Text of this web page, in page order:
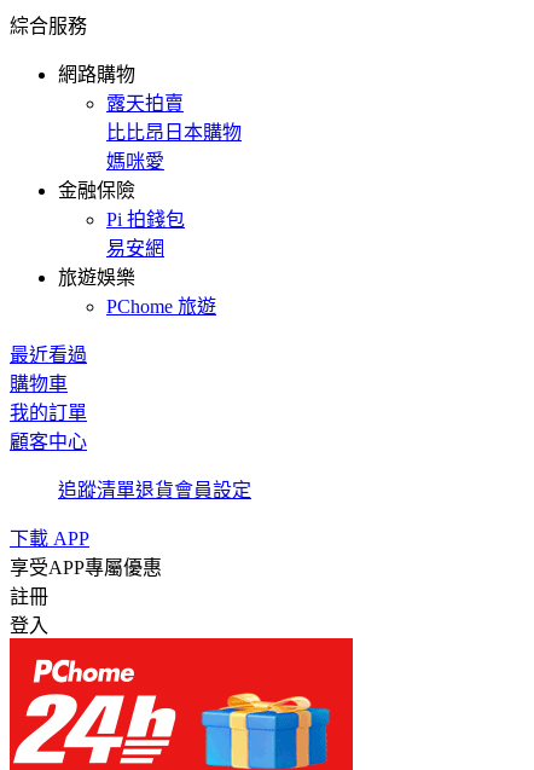
綜合服務
網路購物
露天拍賣
比比昂日本購物
媽咪愛
金融保險
Pi 拍錢包
易安網
旅遊娛樂
PChome 旅遊
最近看過
購物車
我的訂單
顧客中心
追蹤清單退貨會員設定
下載 APP
享受APP專屬優惠
註冊
登入